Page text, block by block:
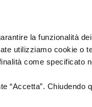
la funzionalità
utilizziamo cookie o
come specificato
“Accetta”. Chiudendo
SALE